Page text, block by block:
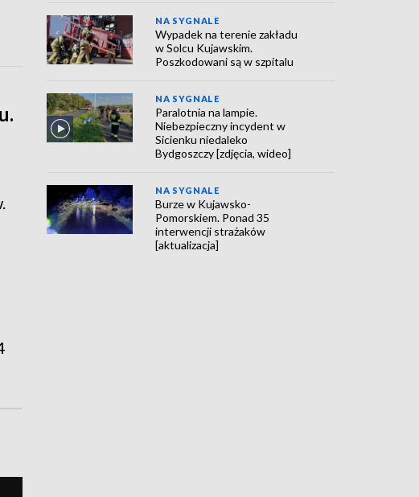
NA SYGNALE
Wypadek na terenie zakładu
w Solcu Kujawskim.
Poszkodowani są w szpitalu
NA SYGNALE
Paralotnia na lampie.
Niebezpieczny incydent w
Sicienku niedaleko
Bydgoszczy [zdjęcia, wideo]
NA SYGNALE
Burze w Kujawsko-
Pomorskiem. Ponad 35
interwencji strażaków
[aktualizacja]